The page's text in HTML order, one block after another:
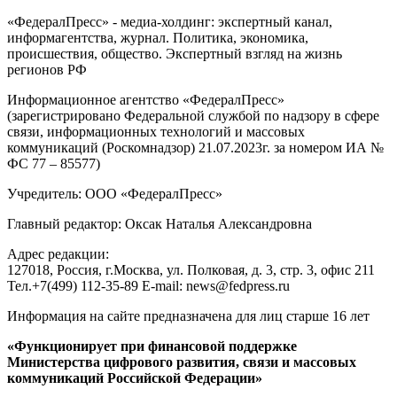
«ФедералПресс» - медиа-холдинг: экспертный канал,
информагентства, журнал. Политика, экономика,
происшествия, общество. Экспертный взгляд на жизнь
регионов РФ
Информационное агентство «ФедералПресс»
(зарегистрировано Федеральной службой по надзору в сфере
связи, информационных технологий и массовых
коммуникаций (Роскомнадзор) 21.07.2023г. за номером ИА №
ФС 77 – 85577)
Учредитель: ООО «ФедералПресс»
Главный редактор: Оксак Наталья Александровна
Адрес редакции:
127018, Россия, г.Москва, ул. Полковая, д. 3, стр. 3, офис 211
Тел.+7(499) 112-35-89 E-mail: news@fedpress.ru
Информация на сайте предназначена для лиц старше 16 лет
«Функционирует при финансовой поддержке
Министерства цифрового развития, связи и массовых
коммуникаций Российской Федерации»